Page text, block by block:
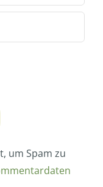
um Spam zu